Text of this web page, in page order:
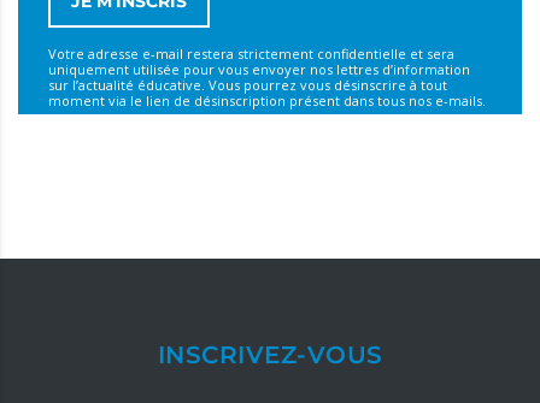
Votre adresse e-mail restera strictement confidentielle et sera
uniquement utilisée pour vous envoyer nos lettres d’information
sur l’actualité éducative. Vous pourrez vous désinscrire à tout
moment via le lien de désinscription présent dans tous nos e-mails.
INSCRIVEZ-VOUS